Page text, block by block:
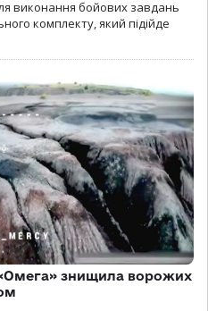
виконання бойових завдань
комплекту, який підійде
знищила ворожих